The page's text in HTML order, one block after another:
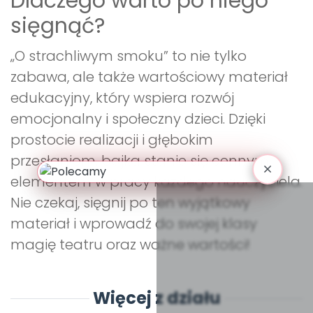
sięgnąć?
„O strachliwym smoku” to nie tylko
zabawa, ale także wartościowy materiał
edukacyjny, który wspiera rozwój
emocjonalny i społeczny dzieci. Dzięki
prostocie realizacji i głębokim
przesłaniom, bajka stanie się cennym
elementem w pracy każdego nauczyciela.
Nie czekaj, sięgnij po ten wyjątkowy
materiał i wprowadź do swojej klasy
magię teatru oraz ważne wartości!
Więcej z działu